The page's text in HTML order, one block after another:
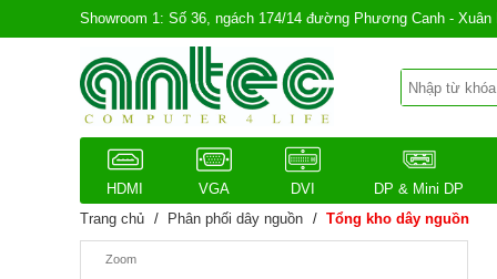
Showroom 1: Số 36, ngách 174/14 đường Phương Canh -
HDMI VGA DVI DP & Mini DP
Trang chủ / Phân phối dây nguồn / Tổng kho dây nguồn
Zoom